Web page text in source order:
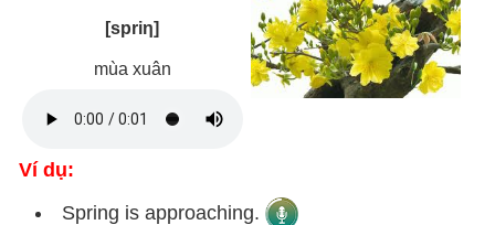
[spriη]
mùa xuân
Ví dụ:
Spring is approaching.